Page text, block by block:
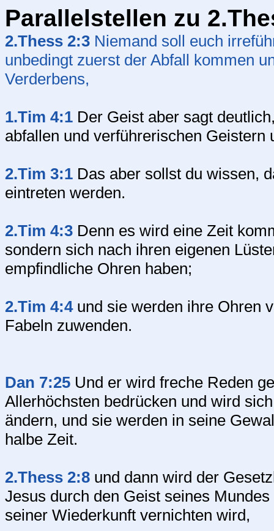
Parallelstellen zu
2.Thess 2:3 Niemand soll euch
unbedingt zuerst der Abfall kommen
Verderbens,
1.Tim 4:1 Der Geist aber sagt
abfallen und verführerischen
2.Tim 3:1 Das aber sollst du wissen,
eintreten werden.
2.Tim 4:3 Denn es wird eine Zeit
sondern sich nach ihren eigenen
empfindliche Ohren haben;
2.Tim 4:4und sie werden ihre Ohren
Fabeln zuwenden.
Dan 7:25 Und er wird freche Reden
Allerhöchsten bedrücken und wird
ändern, und sie werden in seine
halbe Zeit.
2.Thess 2:8 und dann wird der
Jesus durch den Geist seines
seiner Wiederkunft vernichten wird,